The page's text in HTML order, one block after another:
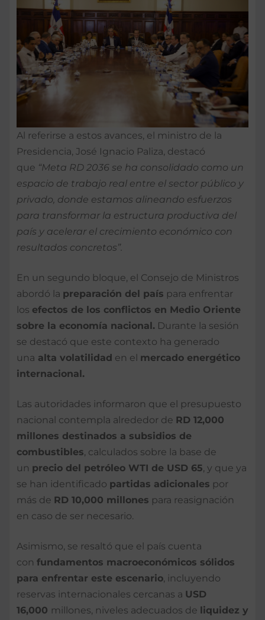
Al referirse a estos avances, el ministro de la
Presidencia, José Ignacio Paliza, destacó
que “Meta RD 2036 se ha consolidado como un
espacio de trabajo real entre el sector público y
privado, donde estamos alineando esfuerzos
para transformar la estructura productiva del
país y acelerar el crecimiento económico con
resultados concretos”.
En un segundo bloque, el Consejo de Ministros
abordó la preparación del país para enfrentar
los efectos de los conflictos en Medio Oriente
sobre la economía nacional. Durante la sesión
se destacó que este contexto ha generado
una alta volatilidad en el mercado energético
internacional.
Las autoridades informaron que el presupuesto
nacional contempla alrededor de RD 12,000
millones destinados a subsidios de
combustibles, calculados sobre la base de
un precio del petróleo WTI de USD 65, y que ya
se han identificado partidas adicionales por
más de RD 10,000 millones para reasignación
en caso de ser necesario.
Asimismo, se resaltó que el país cuenta
con fundamentos macroeconómicos sólidos
para enfrentar este escenario, incluyendo
reservas internacionales cercanas a USD
16,000 millones, niveles adecuados de liquidez y